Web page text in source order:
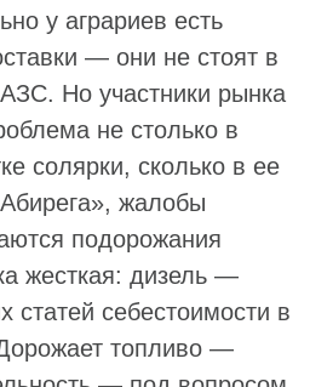
у аграриев есть
— они не стоят в
Но участники рынка
не столько в
солярки, сколько в ее
жалобы
подорожания
жесткая: дизель —
статей себестоимости в
топливо —